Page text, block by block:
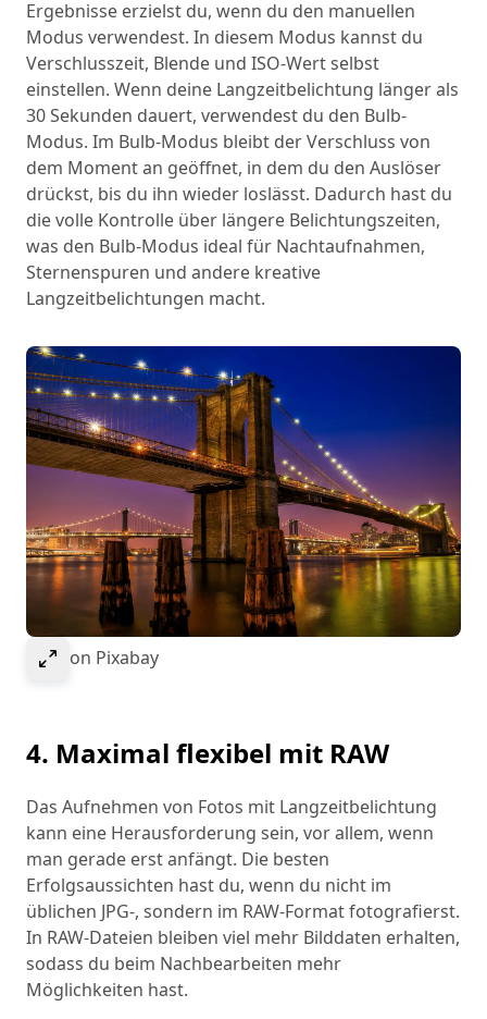
Ergebnisse erzielst du, wenn du den manuellen
Modus verwendest. In diesem Modus kannst du
Verschlusszeit, Blende und ISO-Wert selbst
einstellen. Wenn deine Langzeitbelichtung länger als
30 Sekunden dauert, verwendest du den Bulb-
Modus. Im Bulb-Modus bleibt der Verschluss von
dem Moment an geöffnet, in dem du den Auslöser
drückst, bis du ihn wieder loslässt. Dadurch hast du
die volle Kontrolle über längere Belichtungszeiten,
was den Bulb-Modus ideal für Nachtaufnahmen,
Sternenspuren und andere kreative
Langzeitbelichtungen macht.
Select to expand image
Bild von Pixabay
4. Maximal flexibel mit RAW
Das Aufnehmen von Fotos mit Langzeitbelichtung
kann eine Herausforderung sein, vor allem, wenn
man gerade erst anfängt. Die besten
Erfolgsaussichten hast du, wenn du nicht im
üblichen JPG-, sondern im RAW-Format fotografierst.
In RAW-Dateien bleiben viel mehr Bilddaten erhalten,
sodass du beim Nachbearbeiten mehr
Möglichkeiten hast.